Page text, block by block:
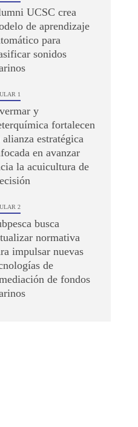
UCSC crea
de aprendizaje
para
sonidos
1
y
fortalecen
alianza estratégica
en avanzar
la acuicultura de
2
busca
normativa
impulsar nuevas
de
de fondos